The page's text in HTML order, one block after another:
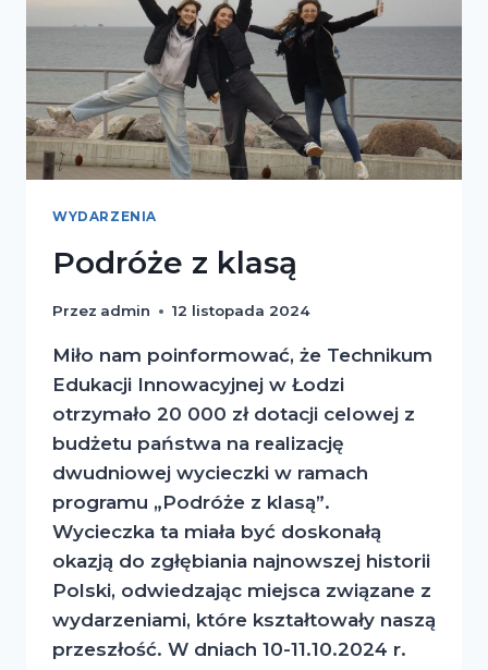
WYDARZENIA
Podróże z klasą
Przez admin 12 listopada 2024
Miło nam poinformować, że Technikum
Edukacji Innowacyjnej w Łodzi
otrzymało 20 000 zł dotacji celowej z
budżetu państwa na realizację
dwudniowej wycieczki w ramach
programu „Podróże z klasą”.
Wycieczka ta miała być doskonałą
okazją do zgłębiania najnowszej historii
Polski, odwiedzając miejsca związane z
wydarzeniami, które kształtowały naszą
przeszłość. W dniach 10-11.10.2024 r.